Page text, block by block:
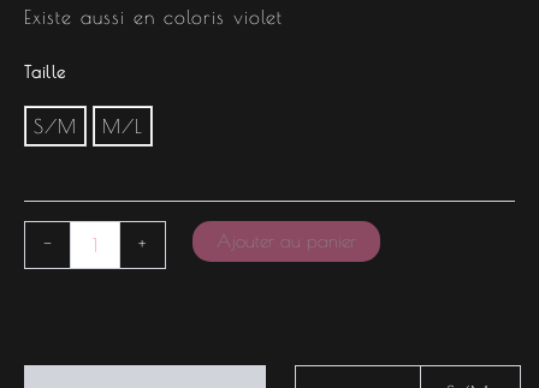
Existe aussi en coloris violet
Taille
S/M M/L
- + Ajouter au panier